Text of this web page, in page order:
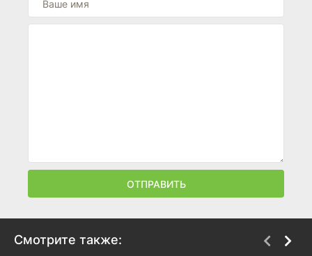
ОТПРАВИТЬ
Смотрите также: